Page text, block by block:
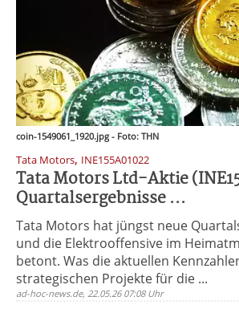
coin-1549061_1920.jpg - Foto: THN
Tata Motors, INE155A01022
Tata Motors Ltd-Aktie
Quartalsergebnisse ...
Tata Motors hat jüngst neue
und die Elektrooffensive im
betont. Was die aktuellen
strategischen Projekte für die ...
ad-hoc-news.de, 22.05.26 07:08 Uhr